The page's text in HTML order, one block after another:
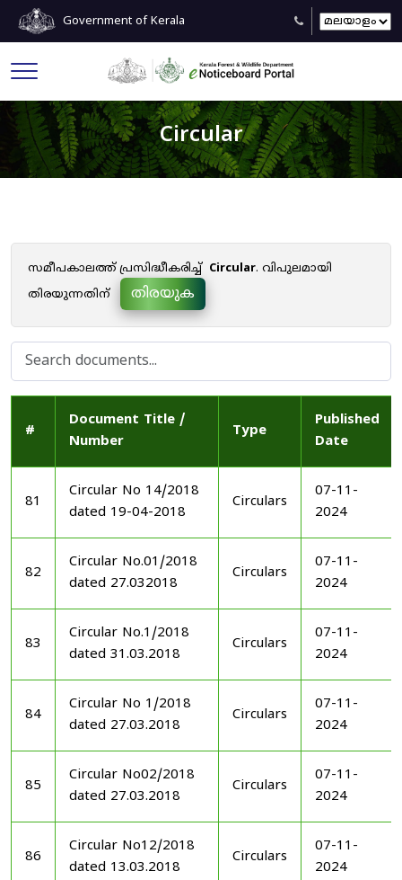
Government of Kerala
Circular
സമീപകാലത്ത് പ്രസിദ്ധീകരിച്ച് Circular. വിപുലമായി
തിരയുന്നതിന്
തിരയുക
#
Document Title /
Number
Type
Published
Date
81
Circular No 14/2018
dated 19-04-2018
Circulars
07-11-
2024
82
Circular No.01/2018
dated 27.032018
Circulars
07-11-
2024
83
Circular No.1/2018
dated 31.03.2018
Circulars
07-11-
2024
84
Circular No 1/2018
dated 27.03.2018
Circulars
07-11-
2024
85
Circular No02/2018
dated 27.03.2018
Circulars
07-11-
2024
86
Circular No12/2018
dated 13.03.2018
Circulars
07-11-
2024